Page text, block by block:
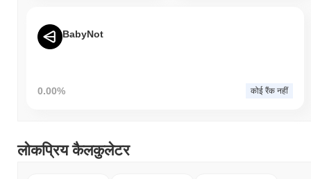
BabyNot
0.00% कोई रैंक नहीं
लोकप्रिय कैलकुलेटर